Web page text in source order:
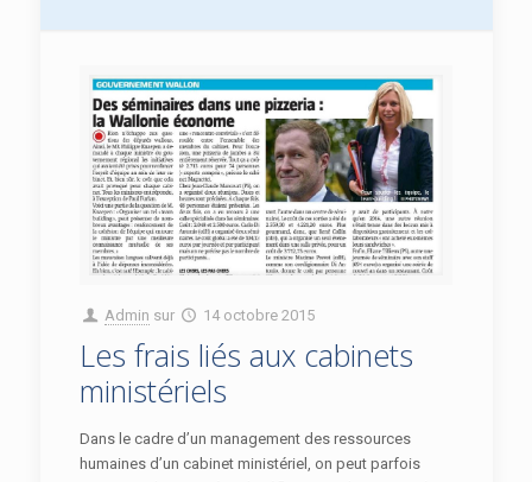
Admin sur 14 octobre 2015
Les frais liés aux cabinets
ministériels
Dans le cadre d’un management des ressources
humaines d’un cabinet ministériel, on peut parfois